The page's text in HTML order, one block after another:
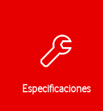
Especificaciones